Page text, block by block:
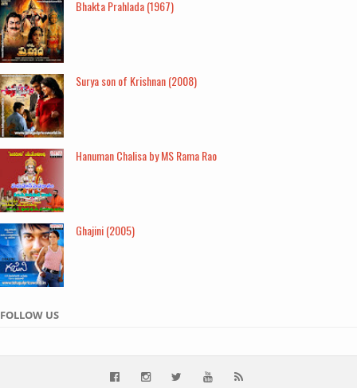
Bhakta Prahlada (1967)
Surya son of Krishnan (2008)
Hanuman Chalisa by MS Rama Rao
Ghajini (2005)
FOLLOW US